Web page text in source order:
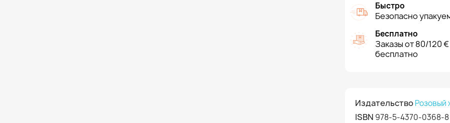
Быстро
Безопасно
Бесплатно
Заказы от 80/120
бесплатно
ИздательствоРозовый
ISBN 978-5-4370-0368-8